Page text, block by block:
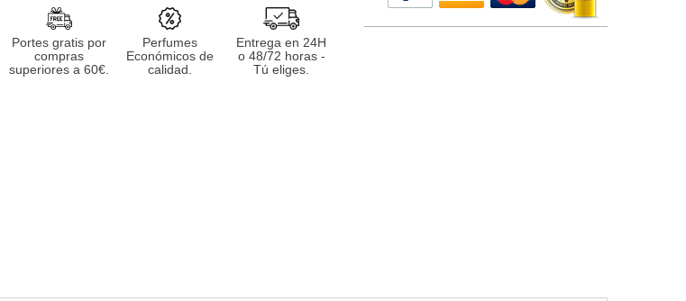
Portes gratis por
compras
superiores a 60€.
Perfumes
Económicos de
calidad.
Entrega en 24H
o 48/72 horas -
Tú eliges.